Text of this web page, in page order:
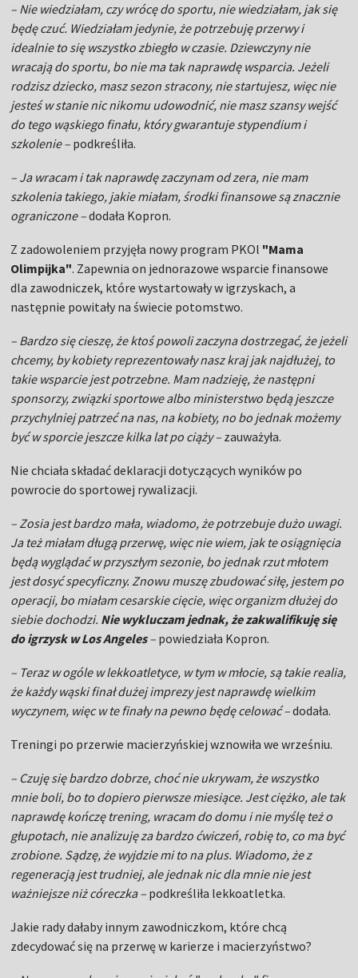
– Nie wiedziałam, czy wrócę do sportu, nie wiedziałam, jak się
będę czuć. Wiedziałam jedynie, że potrzebuję przerwy i
idealnie to się wszystko zbiegło w czasie. Dziewczyny nie
wracają do sportu, bo nie ma tak naprawdę wsparcia. Jeżeli
rodzisz dziecko, masz sezon stracony, nie startujesz, więc nie
jesteś w stanie nic nikomu udowodnić, nie masz szansy wejść
do tego wąskiego finału, który gwarantuje stypendium i
szkolenie – podkreśliła.
– Ja wracam i tak naprawdę zaczynam od zera, nie mam
szkolenia takiego, jakie miałam, środki finansowe są znacznie
ograniczone –dodała Kopron.
Z zadowoleniem przyjęła nowy program PKOl "Mama
Olimpijka". Zapewnia on jednorazowe wsparcie finansowe
dla zawodniczek, które wystartowały w igrzyskach, a
następnie powitały na świecie potomstwo.
– Bardzo się cieszę, że ktoś powoli zaczyna dostrzegać, że jeżeli
chcemy, by kobiety reprezentowały nasz kraj jak najdłużej, to
takie wsparcie jest potrzebne. Mam nadzieję, że następni
sponsorzy, związki sportowe albo ministerstwo będą jeszcze
przychylniej patrzeć na nas, na kobiety, no bo jednak możemy
być w sporcie jeszcze kilka lat po ciąży – zauważyła.
Nie chciała składać deklaracji dotyczących wyników po
powrocie do sportowej rywalizacji.
– Zosia jest bardzo mała, wiadomo, że potrzebuje dużo uwagi.
Ja też miałam długą przerwę, więc nie wiem, jak te osiągnięcia
będą wyglądać w przyszłym sezonie, bo jednak rzut młotem
jest dosyć specyficzny. Znowu muszę zbudować siłę, jestem po
operacji, bo miałam cesarskie cięcie, więc organizm dłużej do
siebie dochodzi. Nie wykluczam jednak, że zakwalifikuję się
do igrzysk w Los Angeles– powiedziała Kopron.
– Teraz w ogóle w lekkoatletyce, w tym w młocie, są takie realia,
że każdy wąski finał dużej imprezy jest naprawdę wielkim
wyczynem, więc w te finały na pewno będę celować –dodała.
Treningi po przerwie macierzyńskiej wznowiła we wrześniu.
– Czuję się bardzo dobrze, choć nie ukrywam, że wszystko
mnie boli, bo to dopiero pierwsze miesiące. Jest ciężko, ale tak
naprawdę kończę trening, wracam do domu i nie myślę też o
głupotach, nie analizuję za bardzo ćwiczeń, robię to, co ma być
zrobione. Sądzę, że wyjdzie mi to na plus. Wiadomo, że z
regeneracją jest trudniej, ale jednak nic dla mnie nie jest
ważniejsze niż córeczka – podkreśliła lekkoatletka.
Jakie rady dałaby innym zawodniczkom, które chcą
zdecydować się na przerwę w karierze i macierzyństwo?